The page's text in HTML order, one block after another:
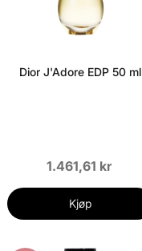
Dior J'Adore EDP 50 ml
1.461,61 kr
Kjøp